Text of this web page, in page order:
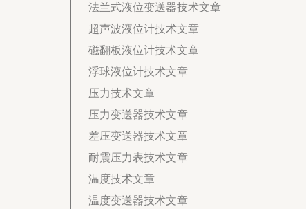
法兰式液位变送器技术文章
超声波液位计技术文章
磁翻板液位计技术文章
浮球液位计技术文章
压力技术文章
压力变送器技术文章
差压变送器技术文章
耐震压力表技术文章
温度技术文章
温度变送器技术文章